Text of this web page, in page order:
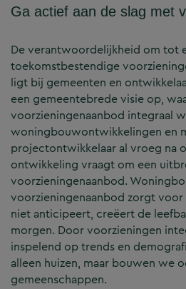
Ga actief aan de slag met
De verantwoordelijkheid om tot
toekomstbestendige
ligt bij gemeenten en
een gemeentebrede visie op,
voorzieningenaanbod integraal
woningbouwontwikkelingen en
projectontwikkelaar al vroeg na
ontwikkeling vraagt om een
voorzieningenaanbod.
voorzieningenaanbod zorgt voor
niet anticipeert, creëert de
morgen. Door voorzieningen
inspelend op trends en
alleen huizen, maar bouwen we
gemeenschappen.